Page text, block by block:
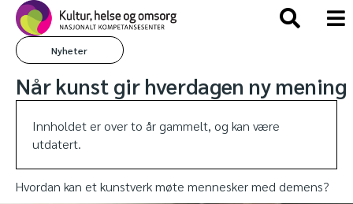
Nyheter
Når kunst gir hverdagen ny mening
Innholdet er over to år gammelt, og kan være
utdatert.
Hvordan kan et kunstverk møte mennesker med demens?